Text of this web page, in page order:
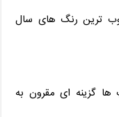
‌ترین رنگ‌ های سال
‌ها گزینه ‌ای مقرون ‌به